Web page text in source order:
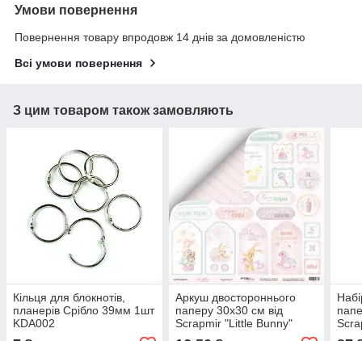
Умови повернення
Повернення товару впродовж 14 днів за домовленістю
Всі умови повернення
З цим товаром також замовляють
Кільця для блокнотів,
планерів Срібло 39мм 1шт
KDA002
Аркуш двостороннього
паперу 30х30 см від
Scrapmir "Little Bunny"